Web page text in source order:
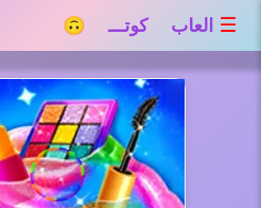
☰ العاب كوتـــ 🙃